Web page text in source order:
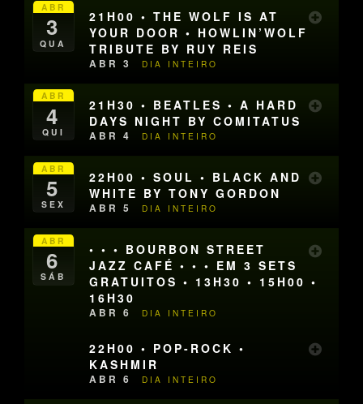
ABR
3
QUA
21H00 • THE WOLF IS AT
YOUR DOOR • HOWLIN’WOLF
TRIBUTE BY RUY REIS
ABR 3 DIA INTEIRO
ABR
4
QUI
21H30 • BEATLES • A HARD
DAYS NIGHT BY COMITATUS
ABR 4 DIA INTEIRO
ABR
5
SEX
22H00 • SOUL • BLACK AND
WHITE BY TONY GORDON
ABR 5 DIA INTEIRO
ABR
6
SÁB
• • • BOURBON STREET
JAZZ CAFÉ • • • EM 3 SETS
GRATUITOS • 13H30 • 15H00 •
16H30
ABR 6 DIA INTEIRO
22H00 • POP-ROCK •
KASHMIR
ABR 6 DIA INTEIRO